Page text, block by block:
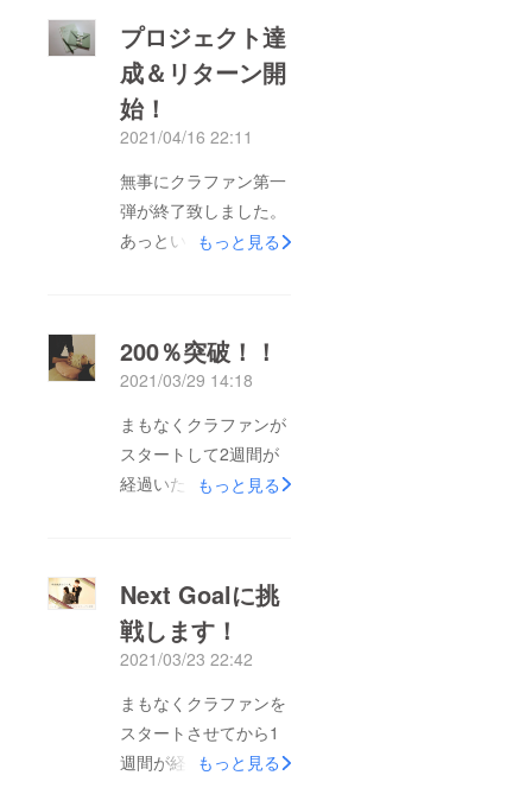
プロジェクト達
成＆リターン開
始！
2021/04/16 22:11
無事にクラファン第一
弾が終了致しました。
あっという間の1か月
ございました。これよ
り、皆様からご支援い
ただいた金額をもとに
各商品のリターンを実
施してまいります。
時間をいただく方もい
らっしゃると思います
がご了承くださいま
送する手紙でご案内い
たします。不明な点が
ございましたら、いつ
もっと見る
200％突破！！
2021/03/29 14:18
まもなくクラファンが
スタートして2週間が
経過いたします。達成
います。ここから折り
返しの２週間が始まり
ます。Next Goalの３
００％を目指して引き
続き頑張ります！ご支
援いただいた皆様には
もっと見る
Next Goalに挑
戦します！
2021/03/23 22:42
まもなくクラファンを
スタートさせてから1
週間が経過いたしま
もっと見る